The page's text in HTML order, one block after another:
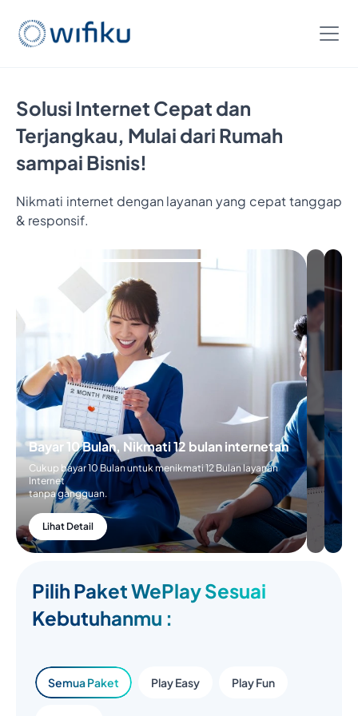
Solusi Internet Cepat dan
Terjangkau, Mulai dari Rumah
sampai Bisnis!
Nikmati internet dengan layanan yang cepat tanggap
& responsif.
Bayar 10 Bulan, Nikmati 12 bulan internetan
Cukup bayar 10 Bulan untuk menikmati 12 Bulan layanan
Internet
tanpa gangguan.
Lihat Detail
Pilih Paket WePlay Sesuai
Kebutuhanmu :
Semua Paket Play Easy Play Fun